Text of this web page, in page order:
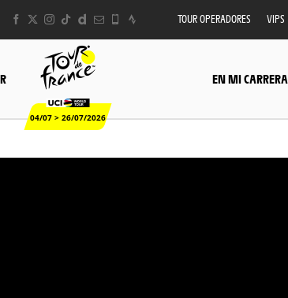
TOUR OPERADORES VIPS
04/07 > 26/07/2026
EN MI CARRERA